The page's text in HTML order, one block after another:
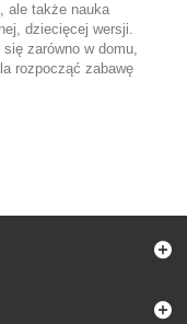
ale także nauka
dziecięcej wersji.
zarówno w domu,
rozpocząć zabawę